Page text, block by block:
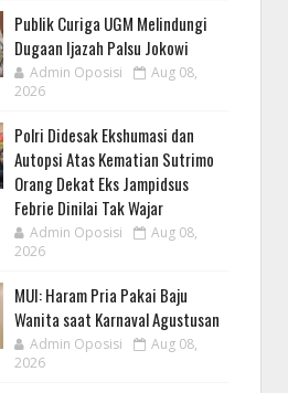
Publik Curiga UGM Melindungi
Dugaan Ijazah Palsu Jokowi
Admin Oposisi
Aug 08,
2026
Polri Didesak Ekshumasi dan
Autopsi Atas Kematian Sutrimo
Orang Dekat Eks Jampidsus
Febrie Dinilai Tak Wajar
Admin Oposisi
Aug 08,
2026
MUI: Haram Pria Pakai Baju
Wanita saat Karnaval Agustusan
Admin Oposisi
Aug 08,
2026